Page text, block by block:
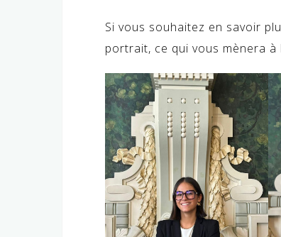
Si vous souhaitez en savoir
portrait, ce qui vous mènera